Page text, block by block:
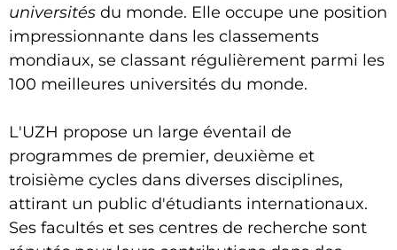
universités du monde. Elle occupe une position
impressionnante dans les classements
mondiaux, se classant régulièrement parmi les
100 meilleures universités du monde.
L'UZH propose un large éventail de
programmes de premier, deuxième et
troisième cycles dans diverses disciplines,
attirant un public d'étudiants internationaux.
Ses facultés et ses centres de recherche sont